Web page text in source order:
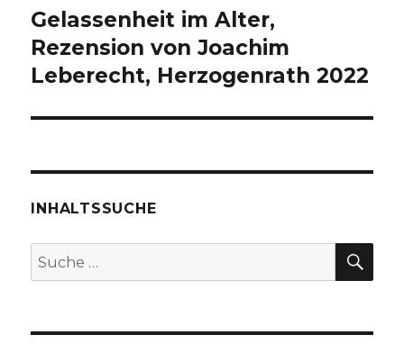
Nächster
Beitrag:
Gelassenheit im Alter,
Rezension von Joachim
Leberecht, Herzogenrath 2022
INHALTSSUCHE
Suche
nach: